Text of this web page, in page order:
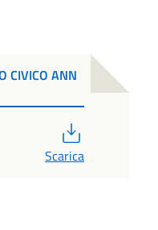
CIVICO ANN
Scarica